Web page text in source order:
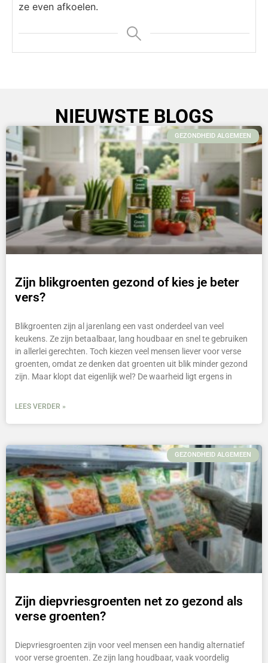
ze even afkoelen.
NIEUWSTE BLOGS
GEZONDHEID ALGEMEEN
Zijn blikgroenten gezond of kies je beter
vers?
Blikgroenten zijn al jarenlang een vast onderdeel van veel
keukens. Ze zijn betaalbaar, lang houdbaar en snel te gebruiken
in allerlei gerechten. Toch kiezen veel mensen liever voor verse
groenten, omdat ze denken dat groenten uit blik minder gezond
zijn. Maar klopt dat eigenlijk wel? De waarheid ligt ergens in
LEES VERDER »
GEZONDHEID ALGEMEEN
Zijn diepvriesgroenten net zo gezond als
verse groenten?
Diepvriesgroenten zijn voor veel mensen een handig alternatief
voor verse groenten. Ze zijn lang houdbaar, vaak voordelig